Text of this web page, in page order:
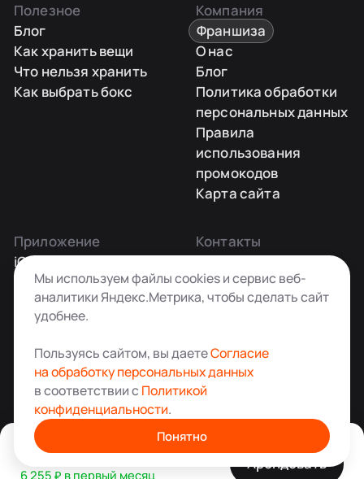
13 528 ₽ / мес15 274 ₽
6 255 ₽ в первый месяц
Арендовать
Полезное
Блог
Как хранить вещи
Что нельзя хранить
Как выбрать бокс
Компания
Франшиза
О нас
Блог
Политика обработки
персональных данных
Правила
использования
промокодов
Карта сайта
Приложение
iOS
Android
Контакты
Заказать звонок
+7 495 181-55-45
info@kladovkin.ru
Аренда склада для хранения вещей в Москве
© ООО «Кладовкин» 2026. Все права защищены
ИНН:7100007940 ОГРН:1217100007805
Мы используем файлы cookies и сервис веб-
аналитики Яндекс.Метрика, чтобы сделать сайт
удобнее.
Пользуясь сайтом, вы даетеСогласие
на обработку персональных данных
в соответствии с Политикой
конфиденциальности.
Понятно